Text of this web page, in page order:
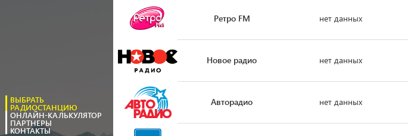
Ретро FM нет данных
Новое радио нет данных
Авторадио нет данных
ВЫБРАТЬ
РАДИОСТАНЦИЮ
ОНЛАЙН-КАЛЬКУЛЯТОР
ПАРТНЕРЫ
КОНТАКТЫ